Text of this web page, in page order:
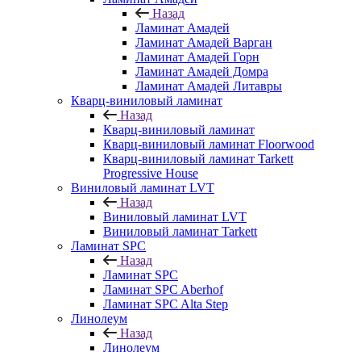
Назад
Ламинат Амадей
Ламинат Амадей Варган
Ламинат Амадей Горн
Ламинат Амадей Домра
Ламинат Амадей Литавры
Кварц-виниловый ламинат
Назад
Кварц-виниловый ламинат
Кварц-виниловый ламинат Floorwood
Кварц-виниловый ламинат Tarkett
Progressive House
Виниловый ламинат LVT
Назад
Виниловый ламинат LVT
Виниловый ламинат Tarkett
Ламинат SPC
Назад
Ламинат SPC
Ламинат SPC Aberhof
Ламинат SPC Alta Step
Линолеум
Назад
Линолеум